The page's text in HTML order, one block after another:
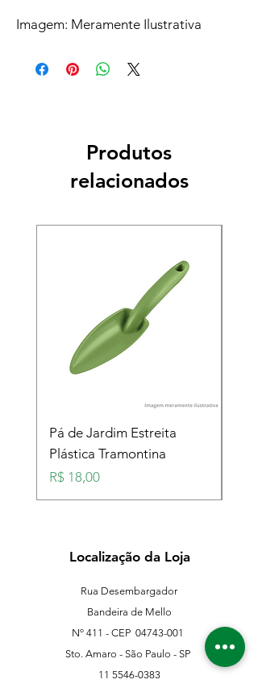
Imagem: Meramente Ilustrativa
Produtos
relacionados
Pá de Jardim Estreita
Plástica Tramontina
Preço
R$ 18,00
Localização da Loja
Rua Desembargador
Bandeira de Mello
Nº 411 - CEP 04743-001
Sto. Amaro - São Paulo - SP
11 5546-0383